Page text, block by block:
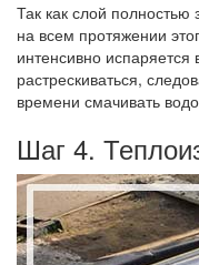
Так как слой
на всем протяжении
интенсивно
растрескиваться,
времени смачивать
Шаг 4.